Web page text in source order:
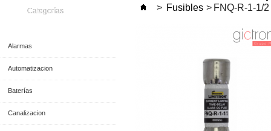
Categorías
Alarmas
Automatizacion
Baterías
Canalizacion
> Fusibles > FNQ-R-1-1/